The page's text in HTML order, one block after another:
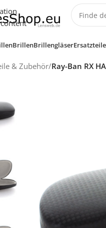
767
BrillenBrillengläser
& Zubehör/Ray-Ban RX